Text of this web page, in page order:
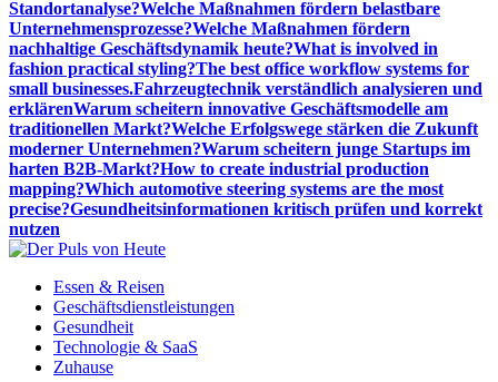
Standortanalyse?Welche Maßnahmen fördern belastbare
Unternehmensprozesse?Welche Maßnahmen fördern
nachhaltige Geschäftsdynamik heute?What is involved in
fashion practical styling?The best office workflow systems for
small businesses.Fahrzeugtechnik verständlich analysieren und
erklärenWarum scheitern innovative Geschäftsmodelle am
traditionellen Markt?Welche Erfolgswege stärken die Zukunft
moderner Unternehmen?Warum scheitern junge Startups im
harten B2B-Markt?How to create industrial production
mapping?Which automotive steering systems are the most
precise?Gesundheitsinformationen kritisch prüfen und korrekt
nutzen
Meldungen die Resonanz finden
Essen & Reisen
Geschäftsdienstleistungen
Gesundheit
Technologie & SaaS
Zuhause